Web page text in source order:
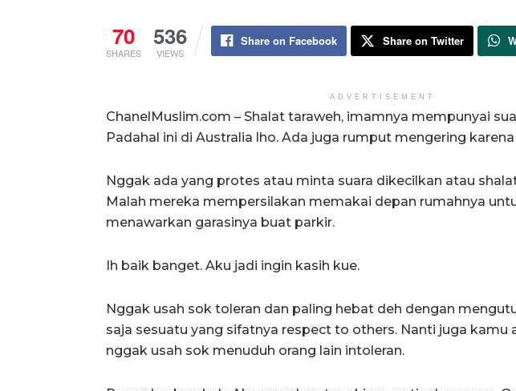
70
SHARES
536
VIEWS
Share on Facebook Share on Twitter
ADVERTISEMENT
ChanelMuslim.com – Shalat taraweh, imamnya mempunyai
Padahal ini di Australia lho. Ada juga rumput mengering
Nggak ada yang protes atau minta suara dikecilkan atau
Malah mereka mempersilakan memakai depan rumahnya
menawarkan garasinya buat parkir.
Ih baik banget. Aku jadi ingin kasih kue.
Nggak usah sok toleran dan paling hebat deh dengan
saja sesuatu yang sifatnya respect to others. Nanti juga kamu
nggak usah sok menuduh orang lain intoleran.